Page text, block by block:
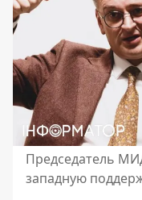
Председатель
западную